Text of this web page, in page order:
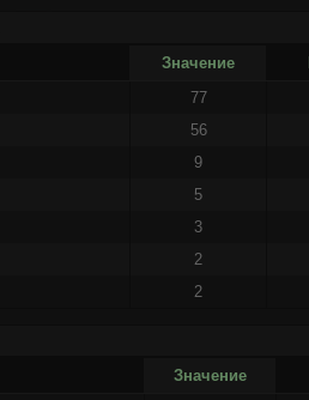
Значение
77
56
9
5
3
2
2
Значение